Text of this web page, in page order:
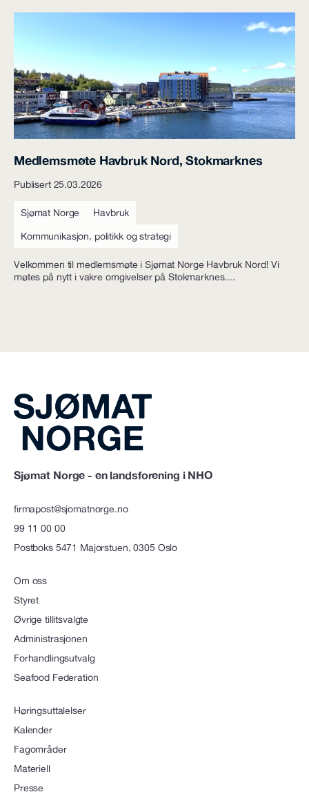
Medlemsmøte Havbruk Nord, Stokmarknes
Publisert 25.03.2026
Sjømat Norge Havbruk
Kommunikasjon, politikk og strategi
Velkommen til medlemsmøte i Sjømat Norge Havbruk Nord! Vi
møtes på nytt i vakre omgivelser på Stokmarknes....
Sjømat Norge - en landsforening i NHO
firmapost@sjomatnorge.no
99 11 00 00
Postboks 5471 Majorstuen, 0305 Oslo
Om oss
Styret
Øvrige tillitsvalgte
Administrasjonen
Forhandlingsutvalg
Seafood Federation
Høringsuttalelser
Kalender
Fagområder
Materiell
Presse